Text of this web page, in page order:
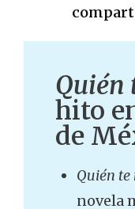
Quién
hito
de
Quién
novela